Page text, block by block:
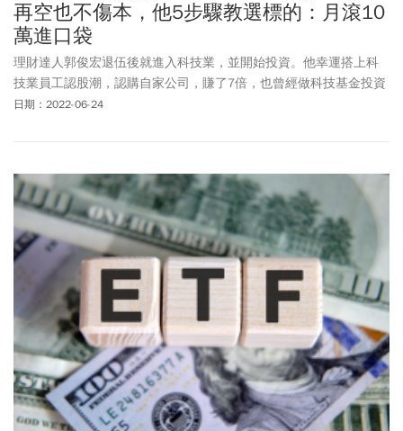
再空也不傷本，他5步驟教選標的：月滾10
萬進口袋
理財達人郭俊宏退伍後就進入科技業，並開始投資。他幸運搭上科
技業員工認股潮，認購自家公司，賺了7倍，也曾經做科技基金投資
大賠70%。經歷過股市多空洗禮後，他開始保守投資，「我不再奢望
3、5萬元，為何想靠投資賺幾千萬元？」於是，調整投資方式。現
在，投資3檔月月配息基金，過著穩穩月領10萬元的半退休生活。
日期：2022-06-24